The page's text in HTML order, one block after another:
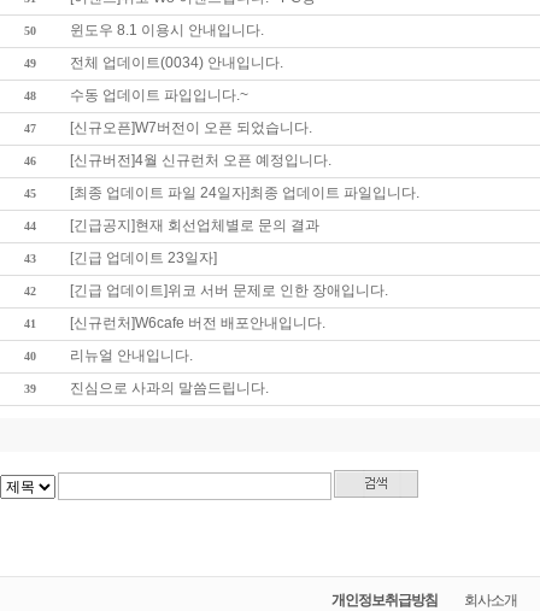
50 윈도우 8.1 이용시 안내입니다.
49 전체 업데이트(0034) 안내입니다.
48 수동 업데이트 파입입니다.~
47 [신규오픈]W7버전이 오픈 되었습니다.
46 [신규버전]4월 신규런처 오픈 예정입니다.
45 [최종 업데이트 파일 24일자]최종 업데이트 파일입니다.
44 [긴급공지]현재 회선업체별로 문의 결과
43 [긴급 업데이트 23일자]
42 [긴급 업데이트]위코 서버 문제로 인한 장애입니다.
41 [신규런처]W6cafe 버전 배포안내입니다.
40 리뉴얼 안내입니다.
39 진심으로 사과의 말씀드립니다.
개인정보취급방침 회사소개